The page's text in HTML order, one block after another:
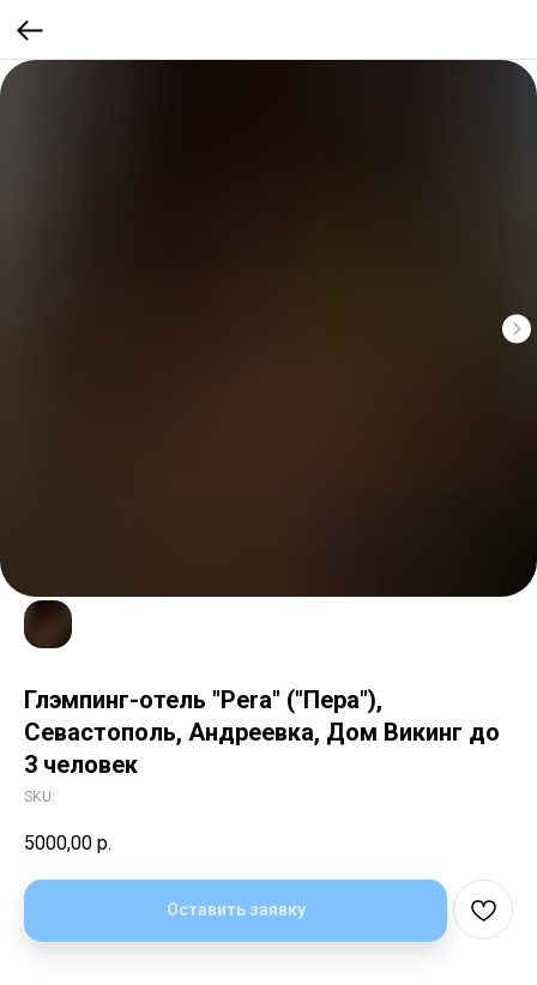
Глэмпинг-отель "Pera" ("Пера"),
Севастополь, Андреевка, Дом Викинг до
3 человек
SKU:
5000,00 р.
Оставить заявку